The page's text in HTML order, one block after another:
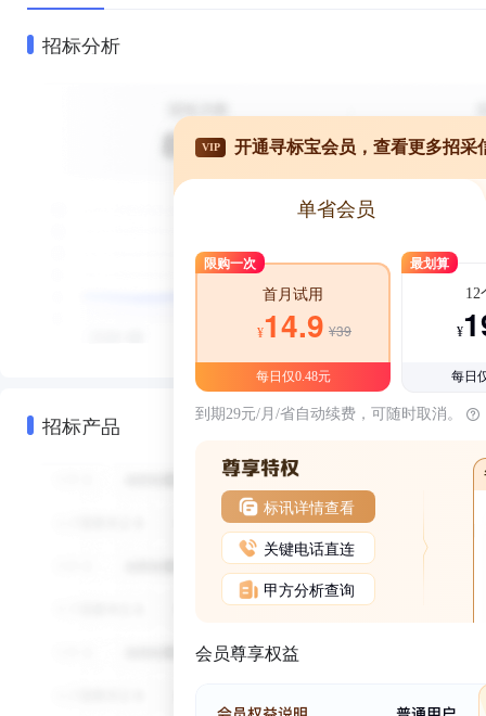
招标分析
招标产品
VIP 开通寻标宝会员，查看更多招采
单省会员
限购一次
首月试用
¥14.9 ¥39
每日仅0.48元
最划算
12
¥
每日
到期29元/月/省自动续费，可随时取消。
标讯详情查看
关键电话直连
甲方分析查询
会员尊享权益